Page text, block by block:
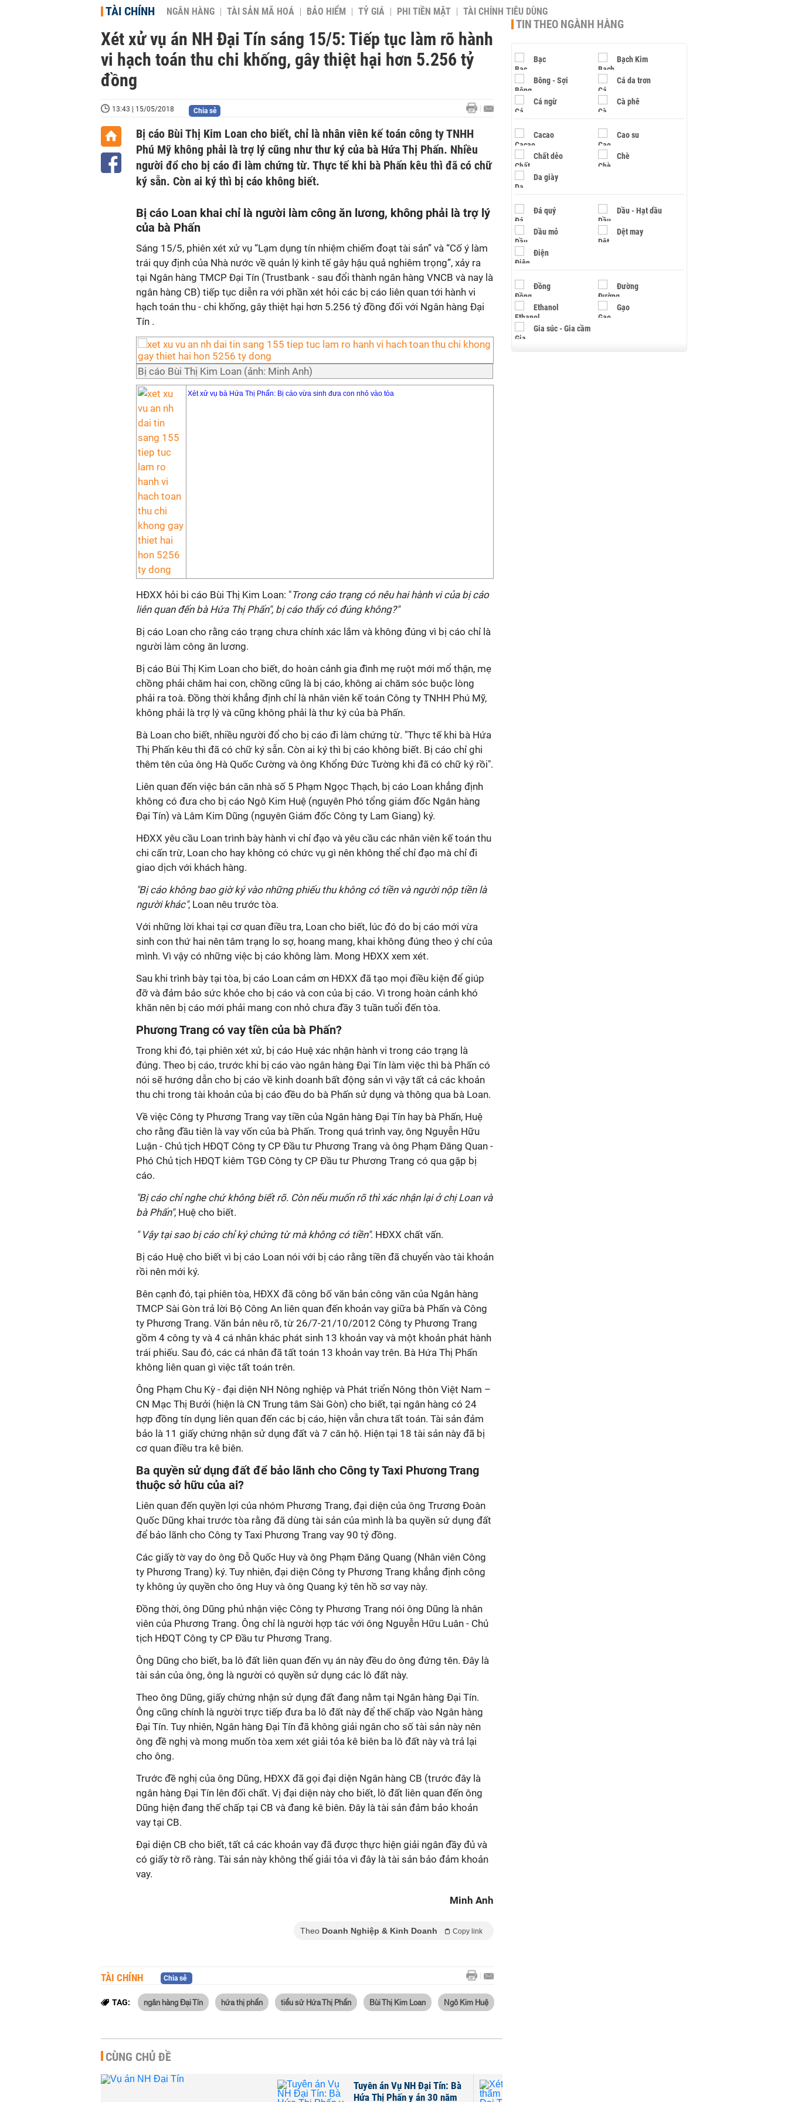
TÀI CHÍNH NGÂN HÀNG TÀI SẢN MÃ HOÁ BẢO HIỂM TỶ GIÁ PHI TIỀN MẶT TÀI CHÍNH TIÊU DÙNG
Xét xử vụ án NH Đại Tín sáng 15/5: Tiếp tục làm rõ hành
vi hạch toán thu chi khống, gây thiệt hại hơn 5.256 tỷ
đồng
13:43 | 15/05/2018 Chia sẻ
Bị cáo Bùi Thị Kim Loan cho biết, chỉ là nhân viên kế toán công ty TNHH
Phú Mỹ không phải là trợ lý cũng như thư ký của bà Hứa Thị Phấn. Nhiều
người đổ cho bị cáo đi làm chứng từ. Thực tế khi bà Phấn kêu thì đã có chữ
ký sẵn. Còn ai ký thì bị cáo không biết.
Bị cáo Loan khai chỉ là người làm công ăn lương, không phải là trợ lý
của bà Phấn
Sáng 15/5, phiên xét xử vụ “Lạm dụng tín nhiệm chiếm đoạt tài sản” và “Cố ý làm
trái quy định của Nhà nước về quản lý kinh tế gây hậu quả nghiêm trọng”, xảy ra
tại Ngân hàng TMCP Đại Tín (Trustbank - sau đổi thành ngân hàng VNCB và nay là
ngân hàng CB) tiếp tục diễn ra với phần xét hỏi các bị cáo liên quan tới hành vi
hạch toán thu - chi khống, gây thiệt hại hơn 5.256 tỷ đồng đối với Ngân hàng Đại
Tín .
Bị cáo Bùi Thị Kim Loan (ảnh: Minh Anh)
Xét xử vụ bà Hứa Thị Phấn: Bị cáo vừa sinh đưa con nhỏ vào tòa
HĐXX hỏi bi cáo Bùi Thị Kim Loan: "Trong cáo trạng có nêu hai hành vi của bị cáo
liên quan đến bà Hứa Thị Phấn", bị cáo thấy có đúng không?"
Bị cáo Loan cho rằng cáo trạng chưa chính xác lắm và không đúng vì bị cáo chỉ là
người làm công ăn lương.
Bị cáo Bùi Thị Kim Loan cho biết, do hoàn cảnh gia đình mẹ ruột mới mổ thận, mẹ
chồng phải chăm hai con, chồng cũng là bị cáo, không ai chăm sóc buộc lòng
phải ra toà. Đồng thời khẳng định chỉ là nhân viên kế toán Công ty TNHH Phú Mỹ,
không phải là trợ lý và cũng không phải là thư ký của bà Phấn.
Bà Loan cho biết, nhiều người đổ cho bị cáo đi làm chứng từ. "Thực tế khi bà Hứa
Thị Phấn kêu thì đã có chữ ký sẵn. Còn ai ký thì bị cáo không biết. Bị cáo chỉ ghi
thêm tên của ông Hà Quốc Cường và ông Khổng Đức Tường khi đã có chữ ký rồi".
Liên quan đến việc bán căn nhà số 5 Phạm Ngọc Thạch, bị cáo Loan khẳng định
không có đưa cho bị cáo Ngô Kim Huệ (nguyên Phó tổng giám đốc Ngân hàng
Đại Tín) và Lâm Kim Dũng (nguyên Giám đốc Công ty Lam Giang) ký.
HĐXX yêu cầu Loan trình bày hành vi chỉ đạo và yêu cầu các nhân viên kế toán thu
chi cấn trừ, Loan cho hay không có chức vụ gì nên không thể chỉ đạo mà chỉ đi
giao dịch với khách hàng.
"Bị cáo không bao giờ ký vào những phiếu thu không có tiền và người nộp tiền là
người khác", Loan nêu trước tòa.
Với những lời khai tại cơ quan điều tra, Loan cho biết, lúc đó do bị cáo mới vừa
sinh con thứ hai nên tâm trạng lo sợ, hoang mang, khai không đúng theo ý chí của
mình. Vì vậy có những việc bị cáo không làm. Mong HĐXX xem xét.
Sau khi trình bày tại tòa, bị cáo Loan cảm ơn HĐXX đã tạo mọi điều kiện để giúp
đỡ và đảm bảo sức khỏe cho bị cáo và con của bị cáo. Vì trong hoàn cảnh khó
khăn nên bị cáo mới phải mang con nhỏ chưa đầy 3 tuần tuổi đến tòa.
Phương Trang có vay tiền của bà Phấn?
Trong khi đó, tại phiên xét xử, bị cáo Huệ xác nhận hành vi trong cáo trạng là
đúng. Theo bị cáo, trước khi bị cáo vào ngân hàng Đại Tín làm việc thì bà Phấn có
nói sẽ hướng dẫn cho bị cáo về kinh doanh bất động sản vì vậy tất cả các khoản
thu chi trong tài khoản của bị cáo đều do bà Phấn sử dụng và thông qua bà Loan.
Về việc Công ty Phương Trang vay tiền của Ngân hàng Đại Tín hay bà Phấn, Huệ
cho rằng đầu tiên là vay vốn của bà Phấn. Trong quá trình vay, ông Nguyễn Hữu
Luận - Chủ tịch HĐQT Công ty CP Đầu tư Phương Trang và ông Phạm Đăng Quan -
Phó Chủ tịch HĐQT kiêm TGĐ Công ty CP Đầu tư Phương Trang có qua gặp bị
cáo.
"Bị cáo chỉ nghe chứ không biết rõ. Còn nếu muốn rõ thì xác nhận lại ở chị Loan và
bà Phấn", Huệ cho biết.
" Vậy tại sao bị cáo chỉ ký chứng từ mà không có tiền". HĐXX chất vấn.
Bị cáo Huệ cho biết vì bị cáo Loan nói với bị cáo rằng tiền đã chuyển vào tài khoản
rồi nên mới ký.
Bên cạnh đó, tại phiên tòa, HĐXX đã công bố văn bản công văn của Ngân hàng
TMCP Sài Gòn trả lời Bộ Công An liên quan đến khoản vay giữa bà Phấn và Công
ty Phương Trang. Văn bản nêu rõ, từ 26/7-21/10/2012 Công ty Phương Trang
gồm 4 công ty và 4 cá nhân khác phát sinh 13 khoản vay và một khoản phát hành
trái phiếu. Sau đó, các cá nhân đã tất toán 13 khoản vay trên. Bà Hứa Thị Phấn
không liên quan gì việc tất toán trên.
Ông Phạm Chu Kỳ - đại diện NH Nông nghiệp và Phát triển Nông thôn Việt Nam –
CN Mạc Thị Bưởi (hiện là CN Trung tâm Sài Gòn) cho biết, tại ngân hàng có 24
hợp đồng tín dụng liên quan đến các bị cáo, hiện vẫn chưa tất toán. Tài sản đảm
bảo là 11 giấy chứng nhận sử dụng đất và 7 căn hộ. Hiện tại 18 tài sản này đã bị
cơ quan điều tra kê biên.
Ba quyền sử dụng đất để bảo lãnh cho Công ty Taxi Phương Trang
thuộc sở hữu của ai?
Liên quan đến quyền lợi của nhóm Phương Trang, đại diện của ông Trương Đoàn
Quốc Dũng khai trước tòa rằng đã dùng tài sản của mình là ba quyền sử dụng đất
để bảo lãnh cho Công ty Taxi Phương Trang vay 90 tỷ đồng.
Các giấy tờ vay do ông Đỗ Quốc Huy và ông Phạm Đăng Quang (Nhân viên Công
ty Phương Trang) ký. Tuy nhiên, đại diện Công ty Phương Trang khẳng định công
ty không ủy quyền cho ông Huy và ông Quang ký tên hồ sơ vay này.
Đồng thời, ông Dũng phủ nhận việc Công ty Phương Trang nói ông Dũng là nhân
viên của Phương Trang. Ông chỉ là người hợp tác với ông Nguyễn Hữu Luân - Chủ
tịch HĐQT Công ty CP Đầu tư Phương Trang.
Ông Dũng cho biết, ba lô đất liên quan đến vụ án này đều do ông đứng tên. Đây là
tài sản của ông, ông là người có quyền sử dụng các lô đất này.
Theo ông Dũng, giấy chứng nhận sử dụng đất đang nằm tại Ngân hàng Đại Tín.
Ông cũng chính là người trực tiếp đưa ba lô đất này để thế chấp vào Ngân hàng
Đại Tín. Tuy nhiên, Ngân hàng Đại Tín đã không giải ngân cho số tài sản này nên
ông đề nghị và mong muốn tòa xem xét giải tỏa kê biên ba lô đất này và trả lại
cho ông.
Trước đề nghị của ông Dũng, HĐXX đã gọi đại diện Ngân hàng CB (trước đây là
ngân hàng Đại Tín lên đối chất. Vị đại diện này cho biết, lô đất liên quan đến ông
Dũng hiện đang thế chấp tại CB và đang kê biên. Đây là tài sản đảm bảo khoản
vay tại CB.
Đại diện CB cho biết, tất cả các khoản vay đã được thực hiện giải ngân đầy đủ và
có giấy tờ rõ ràng. Tài sản này không thể giải tỏa vì đây là tài sản bảo đảm khoản
vay.
Minh Anh
Theo Doanh Nghiệp & Kinh Doanh Copy link
TÀI CHÍNH Chia sẻ
TAG: ngân hàng Đại Tín hứa thị phấn tiểu sử Hứa Thị Phấn Bùi Thị Kim Loan Ngô Kim Huệ
CÙNG CHỦ ĐỀ
Vụ Ngân hàng Đại Tín giai
Tuyên án Vụ NH Đại Tín: Bà
Hứa Thị Phấn y án 30 năm
TIN THEO NGÀNH HÀNG
Bạc Bạch Kim
Bông - Sợi Cá da trơn
Cá ngừ Cà phê
Cacao Cao su
Chất dẻo Chè
Da giày
Đá quý Dầu - Hạt dầu
Dầu mỏ Dệt may
Điện
Đồng Đường
Ethanol Gạo
Gia súc - Gia cầm